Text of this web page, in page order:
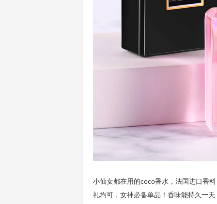
小仙女都在用的coco香水，法国进口香
礼均可，女神必备单品！香味能持久一